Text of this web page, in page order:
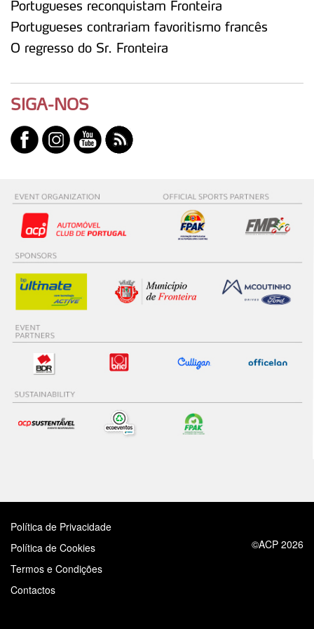
experiência de navegação no Website e nos serviços
disponibilizados.
Consulte a política de cookies do site.
Portugueses reconquistam Fronteira
Portugueses contrariam favoritismo francês
O regresso do Sr. Fronteira
SIGA-NOS
Política de Privacidade
Política de Cookies
Termos e Condições
Contactos
©ACP 2026